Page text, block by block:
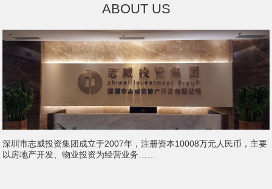
ABOUT US
深圳市志威投资集团成立于2007年，注册资本10008万元人民币，主要
以房地产开发、物业投资为经营业务……